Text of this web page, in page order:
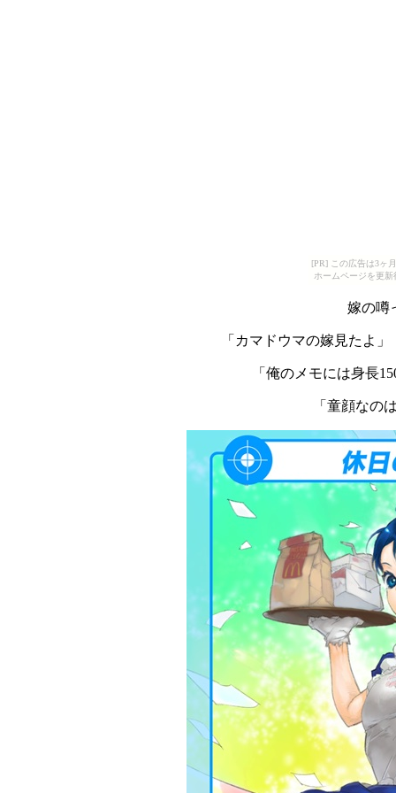
[PR] この広告は3ヶ
ホームページを更
嫁の噂
「カマドウマの嫁見たよ
「俺のメモには身長
「童顔なの